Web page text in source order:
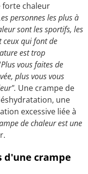
forte chaleur
personnes les plus à
sont les sportifs, les
ceux qui font de
est trop
Plus vous faites de
plus vous vous
Une crampe de
une
excessive liée à
de chaleur est une
d'une crampe